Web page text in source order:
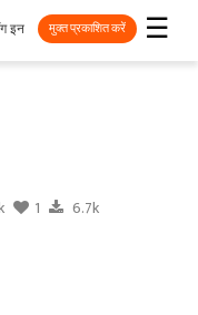
☰
इन मुक्त प्रकाशित करें
1 6.7k